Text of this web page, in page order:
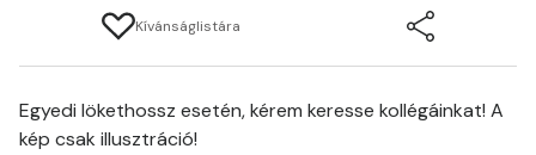
Kívánságlistára
Egyedi lökethossz esetén, kérem keresse kollégáinkat! A
kép csak illusztráció!